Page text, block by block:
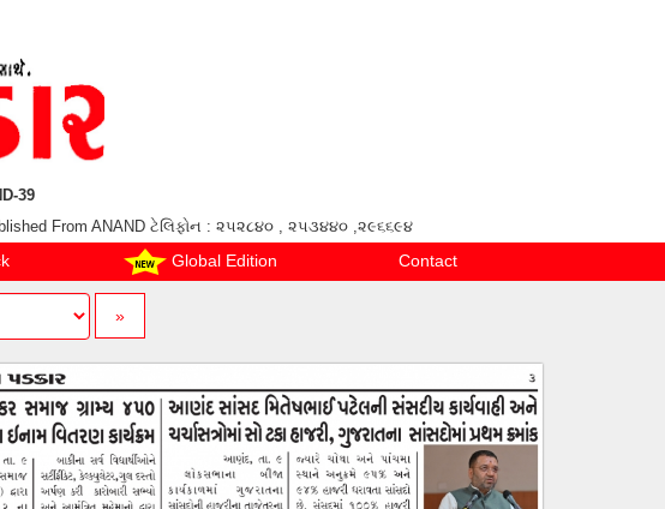
39
From ANAND ટેલિફોન : ૨૫૨૮૪૦ , ૨૫૩૪૪૦ ,૨૯૬૬૯૪
Global Edition Contact
»